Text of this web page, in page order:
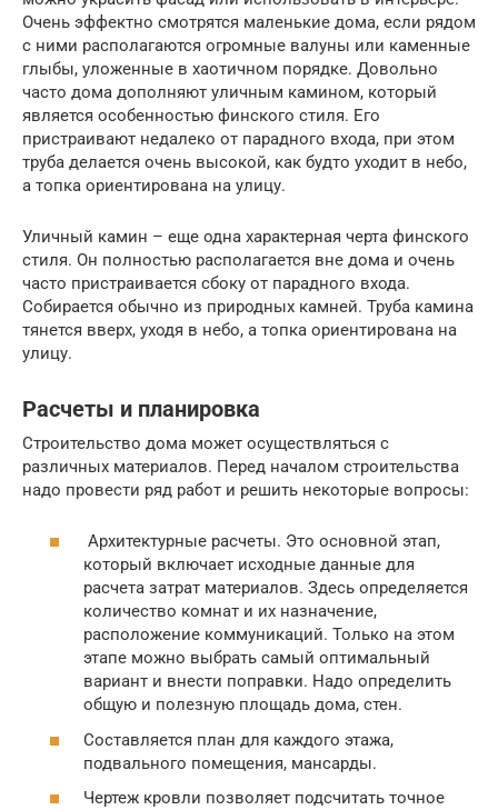
Очень эффектно смотрятся маленькие дома, если рядом
с ними располагаются огромные валуны или каменные
глыбы, уложенные в хаотичном порядке. Довольно
часто дома дополняют уличным камином, который
является особенностью финского стиля. Его
пристраивают недалеко от парадного входа, при этом
труба делается очень высокой, как будто уходит в небо,
а топка ориентирована на улицу.
Уличный камин – еще одна характерная черта финского
стиля. Он полностью располагается вне дома и очень
часто пристраивается сбоку от парадного входа.
Собирается обычно из природных камней. Труба камина
тянется вверх, уходя в небо, а топка ориентирована на
улицу.
Расчеты и планировка
Строительство дома может осуществляться с
различных материалов. Перед началом строительства
надо провести ряд работ и решить некоторые вопросы:
Архитектурные расчеты. Это основной этап,
который включает исходные данные для
расчета затрат материалов. Здесь определяется
количество комнат и их назначение,
расположение коммуникаций. Только на этом
этапе можно выбрать самый оптимальный
вариант и внести поправки. Надо определить
общую и полезную площадь дома, стен.
Составляется план для каждого этажа,
подвального помещения, мансарды.
Чертеж кровли позволяет подсчитать точное